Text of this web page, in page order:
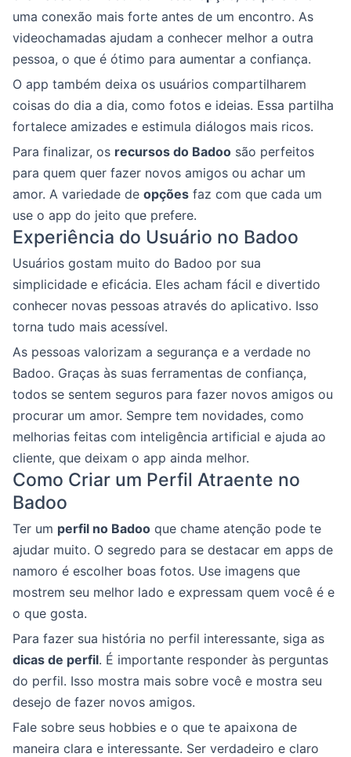
uma conexão mais forte antes de um encontro. As
videochamadas ajudam a conhecer melhor a outra
pessoa, o que é ótimo para aumentar a confiança.
O app também deixa os usuários compartilharem
coisas do dia a dia, como fotos e ideias. Essa partilha
fortalece amizades e estimula diálogos mais ricos.
Para finalizar, os recursos do Badoo são perfeitos
para quem quer fazer novos amigos ou achar um
amor. A variedade de opções faz com que cada um
use o app do jeito que prefere.
Experiência do Usuário no Badoo
Usuários gostam muito do Badoo por sua
simplicidade e eficácia. Eles acham fácil e divertido
conhecer novas pessoas através do aplicativo. Isso
torna tudo mais acessível.
As pessoas valorizam a segurança e a verdade no
Badoo. Graças às suas ferramentas de confiança,
todos se sentem seguros para fazer novos amigos ou
procurar um amor. Sempre tem novidades, como
melhorias feitas com inteligência artificial e ajuda ao
cliente, que deixam o app ainda melhor.
Como Criar um Perfil Atraente no
Badoo
Ter um perfil no Badoo que chame atenção pode te
ajudar muito. O segredo para se destacar em apps de
namoro é escolher boas fotos. Use imagens que
mostrem seu melhor lado e expressam quem você é e
o que gosta.
Para fazer sua história no perfil interessante, siga as
dicas de perfil. É importante responder às perguntas
do perfil. Isso mostra mais sobre você e mostra seu
desejo de fazer novos amigos.
Fale sobre seus hobbies e o que te apaixona de
maneira clara e interessante. Ser verdadeiro e claro